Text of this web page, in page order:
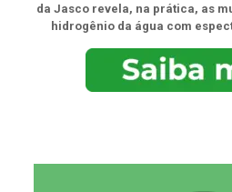
da Jasco revela, na prática, as
hidrogênio da água com